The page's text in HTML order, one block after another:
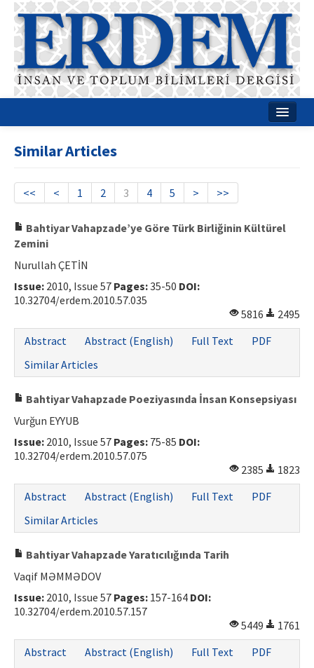
Journal Boards
Publication Policies
Writing Rules
Contact Us
ISSN: 1010-867X · e-ISSN: 2667-8713
Similar Articles
<< < 1 2 3 4 5 > >>
Bahtiyar Vahapzade’ye Göre Türk Birliğinin Kültürel
Zemini
Nurullah ÇETİN
Issue: 2010, Issue 57 Pages:35-50 DOI:
10.32704/erdem.2010.57.035
5816
2495
Abstract
Abstract (English) Full Text
PDF
Similar Articles
Bahtiyar Vahapzade Poeziyasında İnsan Konsepsiyası
Vurğun EYYUB
Issue: 2010, Issue 57 Pages: 75-85 DOI:
10.32704/erdem.2010.57.075
2385
1823
Abstract
Abstract (English) Full Text
PDF
Similar Articles
Bahtiyar Vahapzade Yaratıcılığında Tarih
Vaqif MƏMMƏDOV
Issue: 2010, Issue 57 Pages: 157-164 DOI:
10.32704/erdem.2010.57.157
5449
1761
Abstract
Abstract (English) Full Text
PDF